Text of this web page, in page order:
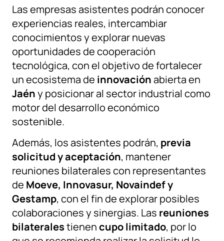
Las empresas asistentes podrán conocer
experiencias reales, intercambiar
conocimientos y explorar nuevas
oportunidades de cooperación
tecnológica, con el objetivo de fortalecer
un ecosistema de innovaciónabierta en
Jaény posicionar al sector industrial como
motor del desarrollo económico
sostenible.
Además, los asistentes podrán, previa
solicitud y aceptación, mantener
reuniones bilaterales con representantes
de Moeve, Innovasur, Novaindef y
Gestamp, con el fin de explorar posibles
colaboraciones y sinergias. Las reuniones
bilateralestienencupo limitado, por lo